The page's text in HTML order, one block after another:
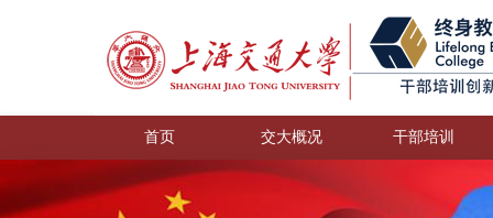
首页 交大概况 干部培训